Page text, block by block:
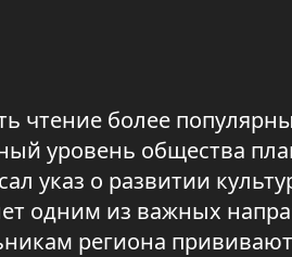
чтение более
уровень общества
указ о развитии
одним из важных
региона